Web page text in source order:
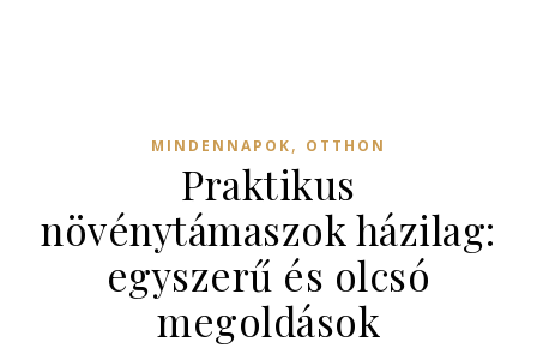
MINDENNAPOK, OTTHON
Praktikus
növénytámaszok házilag:
egyszerű és olcsó
megoldások